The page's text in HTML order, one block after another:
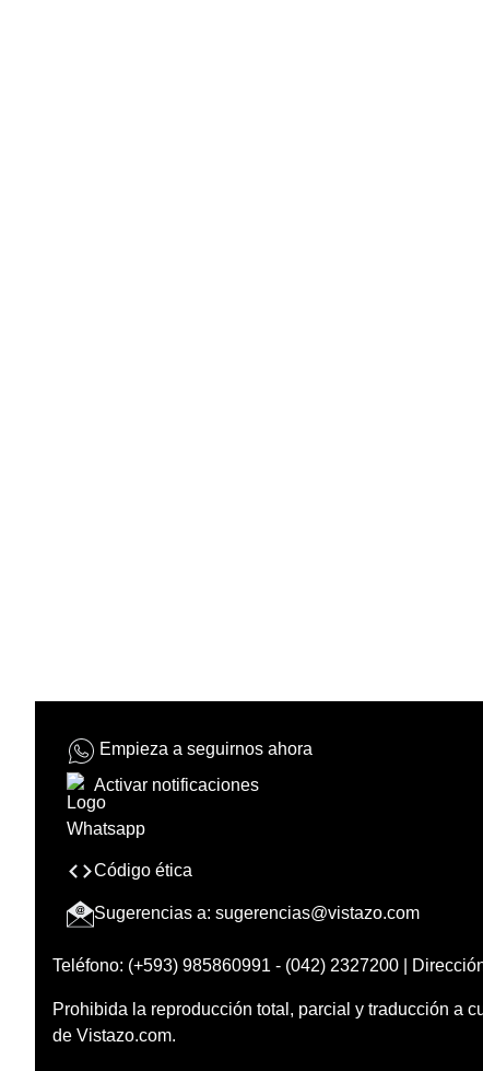
Empieza a seguirnos ahora
Activar notificaciones
Código ética
Sugerencias a: sugerencias@vistazo.com
Teléfono: (+593) 985860991 - (042) 2327200 |
Prohibida la reproducción total, parcial y traducción a
de Vistazo.com.